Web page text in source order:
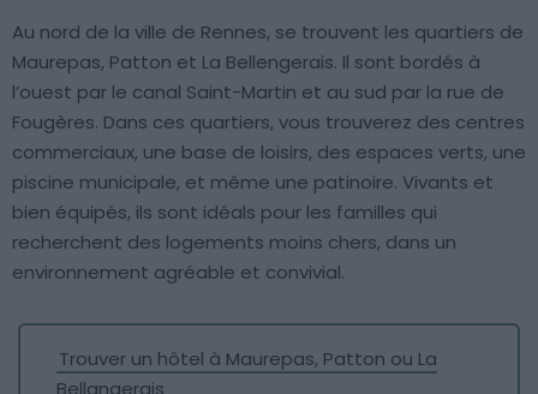
Au nord de la ville de Rennes, se trouvent les quartiers de
Maurepas, Patton et La Bellengerais. Il sont bordés à
l’ouest par le canal Saint-Martin et au sud par la rue de
Fougères. Dans ces quartiers, vous trouverez des centres
commerciaux, une base de loisirs, des espaces verts, une
piscine municipale, et même une patinoire. Vivants et
bien équipés, ils sont idéals pour les familles qui
recherchent des logements moins chers, dans un
environnement agréable et convivial.
Trouver un hôtel à Maurepas, Patton ou La
Bellangerais